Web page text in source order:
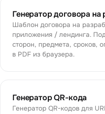
Генератор договора на
Шаблон договора на
приложения / лендинга.
сторон, предмета, сроков,
в PDF из браузера.
Генератор QR-кода
Генератор QR-кодов для